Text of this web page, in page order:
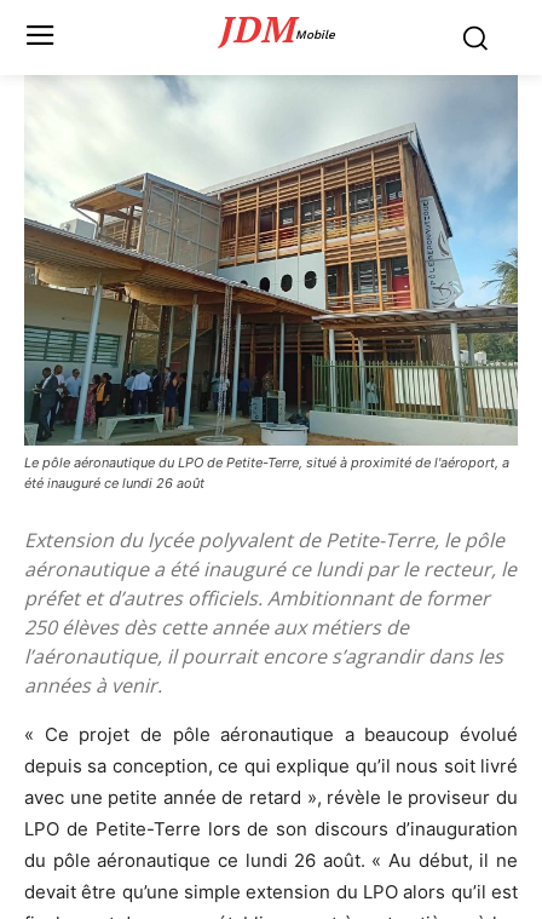
JDMMobile
Le pôle aéronautique du LPO de Petite-Terre, situé à proximité de l'aéroport, a
été inauguré ce lundi 26 août
Extension du lycée polyvalent de Petite-Terre, le pôle
aéronautique a été inauguré ce lundi par le recteur, le
préfet et d’autres officiels. Ambitionnant de former
250 élèves dès cette année aux métiers de
l’aéronautique, il pourrait encore s’agrandir dans les
années à venir.
« Ce projet de pôle aéronautique a beaucoup évolué
depuis sa conception, ce qui explique qu’il nous soit livré
avec une petite année de retard », révèle le proviseur du
LPO de Petite-Terre lors de son discours d’inauguration
du pôle aéronautique ce lundi 26 août. « Au début, il ne
devait être qu’une simple extension du LPO alors qu’il est